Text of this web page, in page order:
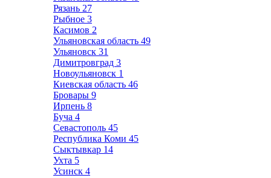
Рязань 27
Рыбное 3
Касимов 2
Ульяновская область 49
Ульяновск 31
Димитровград 3
Новоульяновск 1
Киевская область 46
Бровары 9
Ирпень 8
Буча 4
Севастополь 45
Республика Коми 45
Сыктывкар 14
Ухта 5
Усинск 4